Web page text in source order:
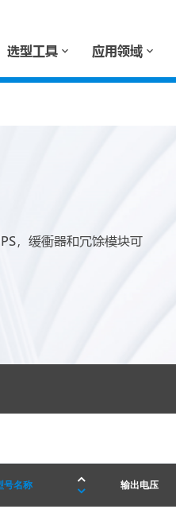
选型工具 应用领域
，缓衝器和冗馀模块可
号名称 输出电压